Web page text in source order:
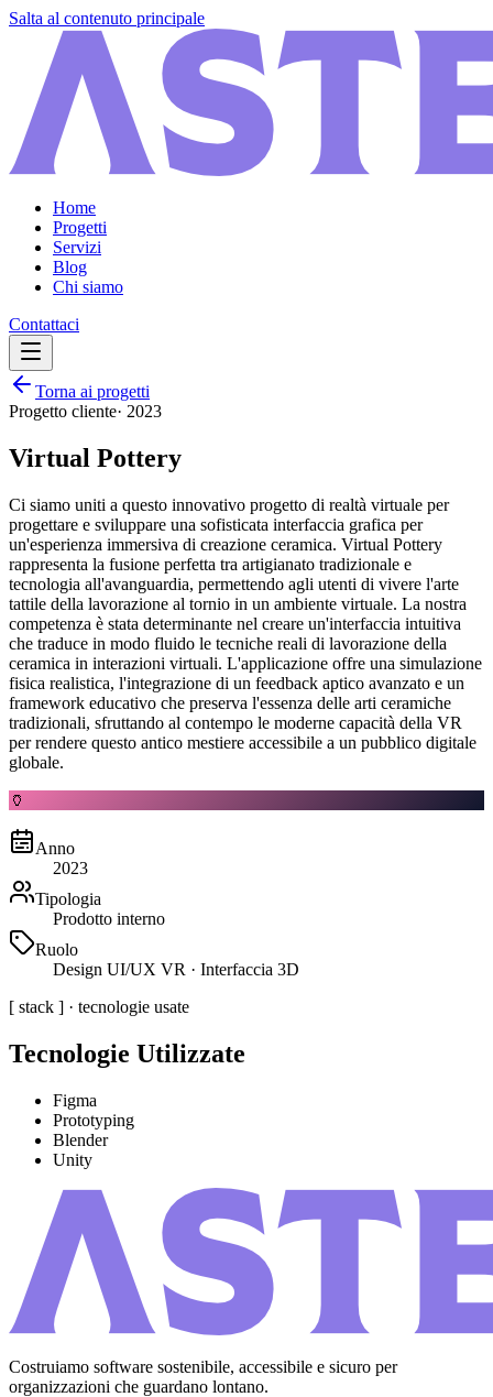
Salta al contenuto principale
Home
Progetti
Servizi
Blog
Chi siamo
Contattaci
Torna ai progetti
Progetto cliente· 2023
Virtual Pottery
Ci siamo uniti a questo innovativo progetto di realtà virtuale per
progettare e sviluppare una sofisticata interfaccia grafica per
un'esperienza immersiva di creazione ceramica. Virtual Pottery
rappresenta la fusione perfetta tra artigianato tradizionale e
tecnologia all'avanguardia, permettendo agli utenti di vivere l'arte
tattile della lavorazione al tornio in un ambiente virtuale. La nostra
competenza è stata determinante nel creare un'interfaccia intuitiva
che traduce in modo fluido le tecniche reali di lavorazione della
ceramica in interazioni virtuali. L'applicazione offre una simulazione
fisica realistica, l'integrazione di un feedback aptico avanzato e un
framework educativo che preserva l'essenza delle arti ceramiche
tradizionali, sfruttando al contempo le moderne capacità della VR
per rendere questo antico mestiere accessibile a un pubblico digitale
globale.
🏺
Anno
2023
Tipologia
Prodotto interno
Ruolo
Design UI/UX VR · Interfaccia 3D
[ stack ] · tecnologie usate
Tecnologie Utilizzate
Figma
Prototyping
Blender
Unity
Costruiamo software sostenibile, accessibile e sicuro per
organizzazioni che guardano lontano.